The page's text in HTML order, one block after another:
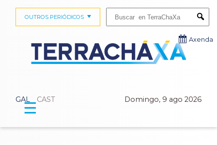
GAL CAST Domingo, 9 ago 2026
OUTROS PERIÓDICOS
Axenda
☰